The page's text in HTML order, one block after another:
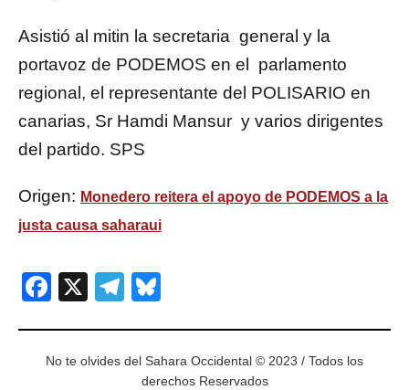
Asistió al mitin la secretaria general y la
portavoz de PODEMOS en el parlamento
regional, el representante del POLISARIO en
canarias, Sr Hamdi Mansur y varios dirigentes
del partido. SPS
Origen: Monedero reitera el apoyo de PODEMOS a la
justa causa saharaui
Facebook
X Telegram
No te olvides del Sahara Occidental © 2023 / Todos los
derechos Reservados